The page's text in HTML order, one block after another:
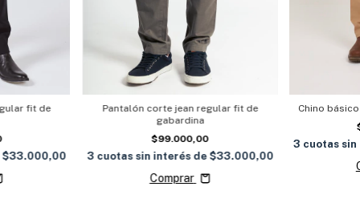
fit de
$33.000,00
Pantalón corte jean regular fit de
gabardina
$99.000,00
3 cuotas sin interés de $33.000,00
Comprar
Chino
3 cuotas